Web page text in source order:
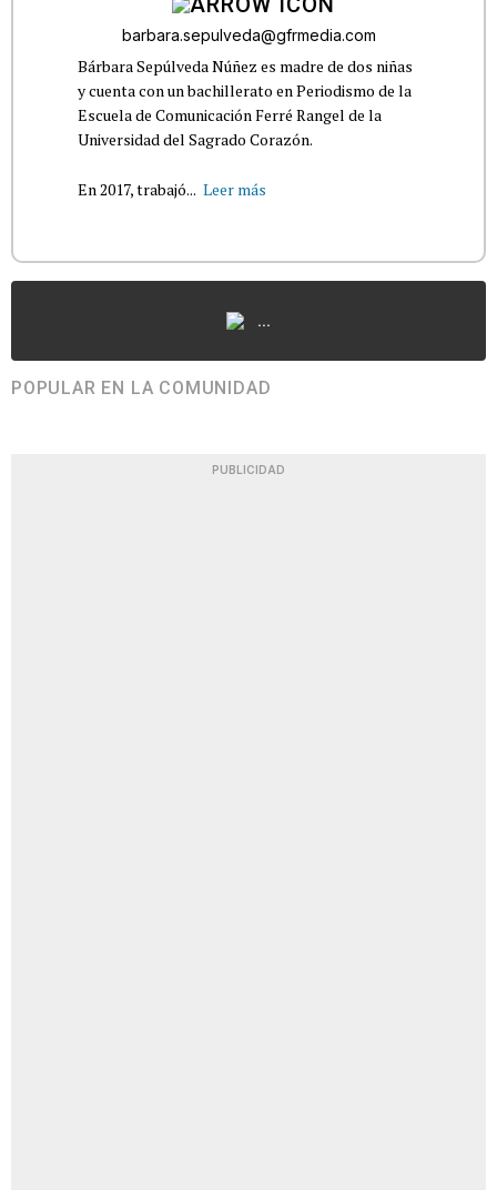
barbara.sepulveda@gfrmedia.com
Bárbara Sepúlveda Núñez es madre de dos niñas
y cuenta con un bachillerato en Periodismo de la
Escuela de Comunicación Ferré Rangel de la
Universidad del Sagrado Corazón.
En 2017, trabajó... Leer más
...
POPULAR EN LA COMUNIDAD
PUBLICIDAD